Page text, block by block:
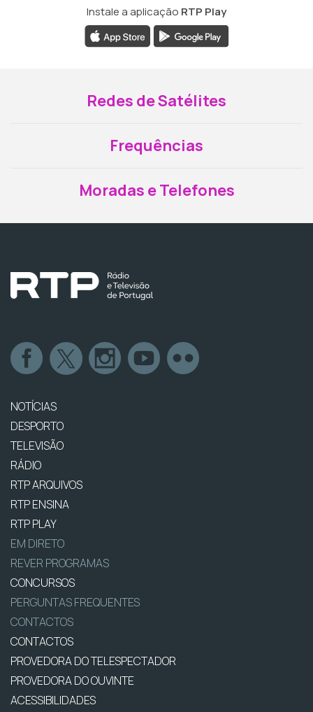
Instale a aplicação RTP Play
Redes de Satélites
Frequências
Moradas e Telefones
NOTÍCIAS
DESPORTO
TELEVISÃO
RÁDIO
RTP ARQUIVOS
RTP ENSINA
RTP PLAY
EM DIRETO
REVER PROGRAMAS
CONCURSOS
PERGUNTAS FREQUENTES
CONTACTOS
CONTACTOS
PROVEDORA DO TELESPECTADOR
PROVEDORA DO OUVINTE
ACESSIBILIDADES